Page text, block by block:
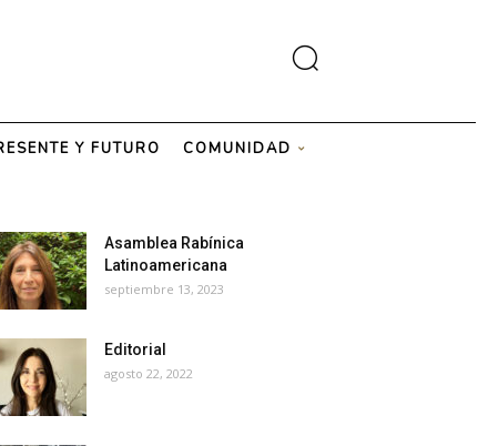
Y FUTURO COMUNIDAD
Asamblea Rabínica
Latinoamericana
septiembre 13, 2023
Editorial
agosto 22, 2022